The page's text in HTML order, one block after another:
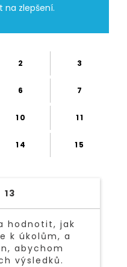
na zlepšení.
2 3
6 7
10 11
14 15
13
hodnotit, jak
k úkolům, a
abychom
výsledků.